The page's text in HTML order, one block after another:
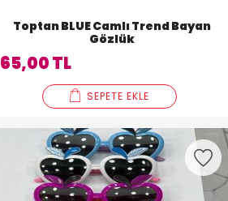
Toptan BLUE Camlı Trend Bayan
Gözlük
65,00 TL
SEPETE EKLE